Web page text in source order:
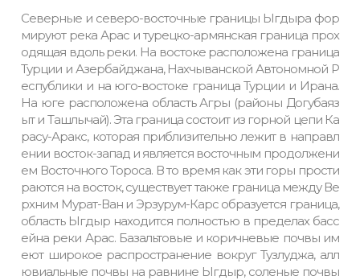
Северные и северо-восточные границы Ыгдыра фор
мируют река Арас и турецко-армянская граница прох
одящая вдоль реки. На востоке расположена граница
Турции и Азербайджана, Нахчыванской Автономной Р
еспублики и на юго-востоке граница Турции и Ирана.
На юге расположена область Агры (районы Догубаяз
ыт и Ташлычай). Эта граница состоит из горной цепи Ка
расу-Аракс, которая приблизительно лежит в направл
ении восток-запад и является восточным продолжени
ем Восточного Тороса. В то время как эти горы прости
раются на восток, существует также граница между Ве
рхним Мурат-Ван и Эрзурум-Карс образуется граница,
область Ыгдыр находится полностью в пределах басс
ейна реки Арас. Базальтовые и коричневые почвы им
еют широкое распространение вокруг Тузлуджа, алл
ювиальные почвы на равнине Ыгдыр, соленые почвы